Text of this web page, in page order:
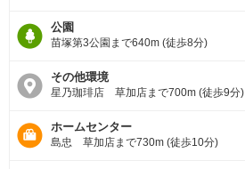
公園
苗塚第3公園まで640m (徒歩8分)
その他環境
星乃珈琲店 草加店まで700m (徒歩9分)
ホームセンター
島忠 草加店まで730m (徒歩10分)